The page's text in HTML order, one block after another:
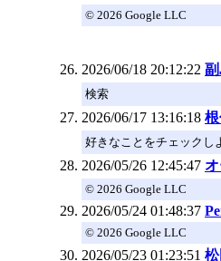
© 2026 Google LLC
2026/06/18 20:12:22
検索
2026/06/17 13:16:18
好きなことをチェックし
2026/05/26 12:45:47
© 2026 Google LLC
2026/05/24 01:48:37
© 2026 Google LLC
2026/05/23 01:23:51